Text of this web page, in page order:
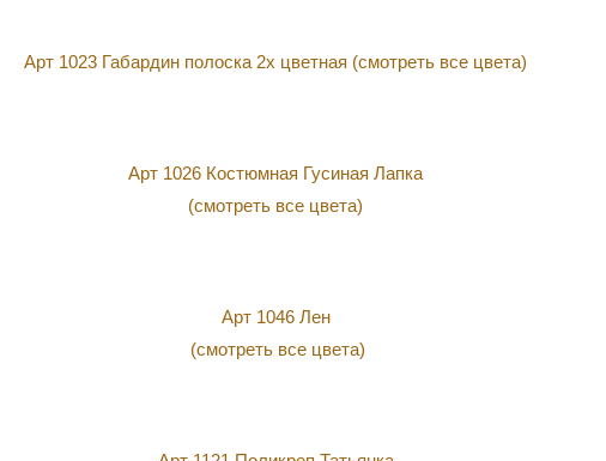
Арт 1023 Габардин полоска 2х цветная (смотреть все цвета)
Арт 1026 Костюмная Гусиная Лапка
(смотреть все цвета)
Арт 1046 Лен
(смотреть все цвета)